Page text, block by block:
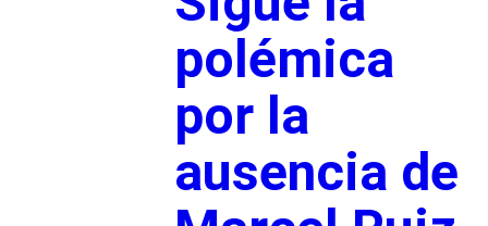
polémica
por la
ausencia de